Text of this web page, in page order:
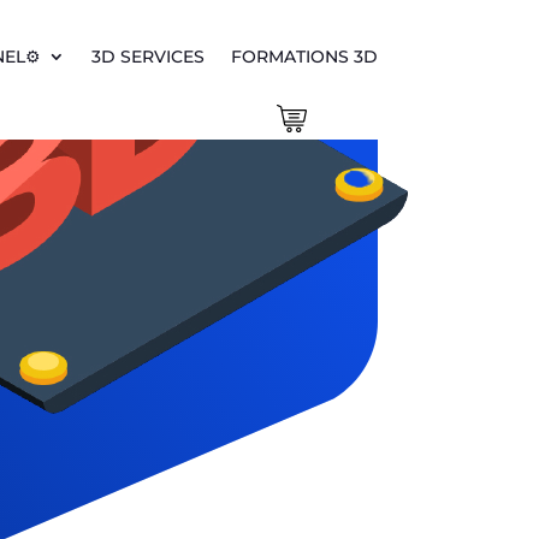
3D SERVICES FORMATIONS 3D
0 Items